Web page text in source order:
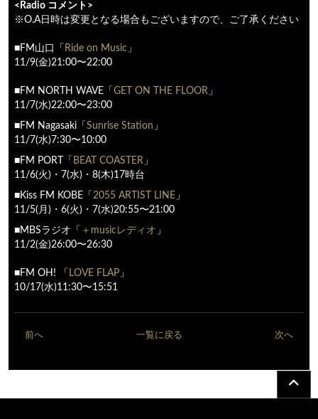
<Radio コメント>
※O.A日時は変更となる場合もございますので、ご了承ください
■FM山口「 Ride on Music 」
11/9(金)21:00〜22:00
■FM NORTH WAVE「 GET ON THE FLOOR 」
11/7(水)22:00〜23:00
■FM Nagasaki「 Sunrise Station 」
11/7(水)7:30〜10:00
■FM PORT「 BEAT COASTER 」
11/6(火)・7(水)・8(木)17時台
■Kiss FM KOBE「 2055 ARTIST LINE 」
11/5(月)・6(火)・7(水)20:55〜21:00
■MBSラジオ「 ＋musicレディオ 」
11/2(金)26:00〜26:30
■FM OH! 「 LOVE FLAP 」
10/17(水)11:30〜15:51
前へ 一覧に戻る 次へ